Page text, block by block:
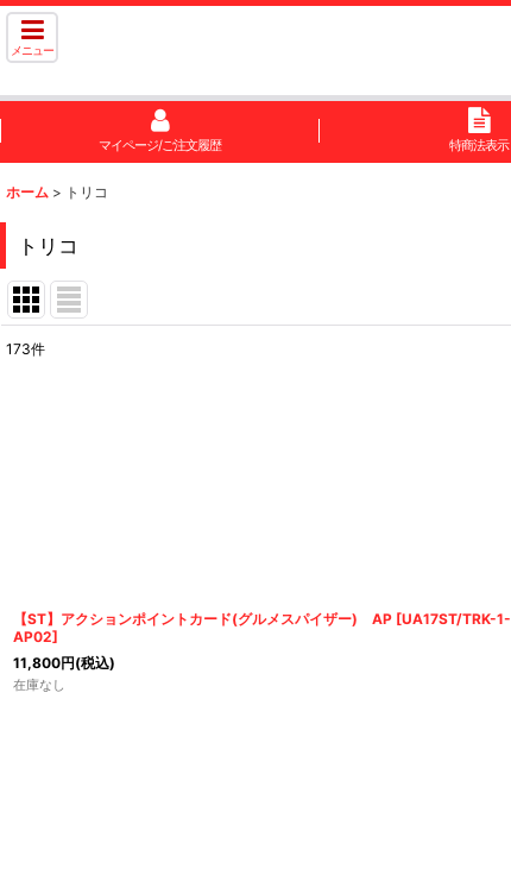
メニュー
マイページ/ご注文履歴 特商法表示
ホーム > トリコ
トリコ
173件
【ST】アクションポイントカード(グルメスパイザー) AP [UA17ST/TRK-1-
AP02]
11,800円(税込)
在庫なし